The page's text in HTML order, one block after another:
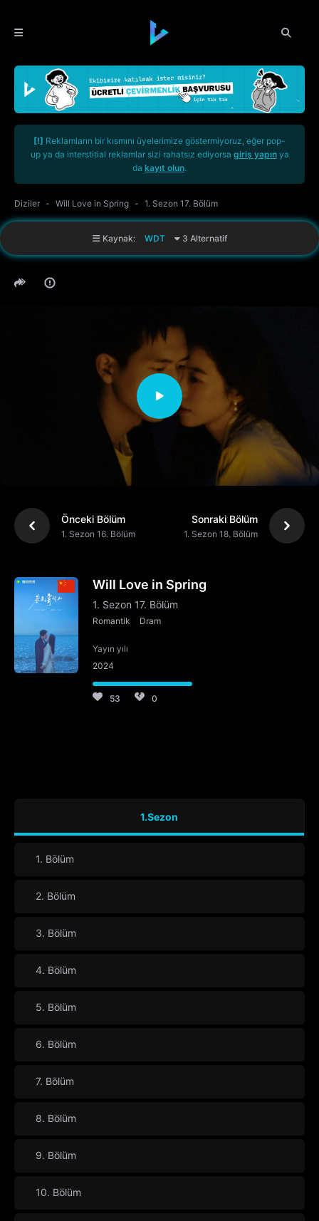
[!] Reklamların bir kısmını üyelerimize göstermiyoruz, eğer pop-
up ya da interstitial reklamlar sizi rahatsız ediyorsa giriş yapınya
da kayıt olun.
Diziler Will Love in Spring 1. Sezon 17. Bölüm
Kaynak: WDT 3 Alternatif
Önceki Bölüm
1. Sezon 16. Bölüm
Sonraki Bölüm
1. Sezon 18. Bölüm
Will Love in Spring
1. Sezon 17. Bölüm
Romantik Dram
Yayın yılı
2024
53 0
1.Sezon
1. Bölüm
2. Bölüm
3. Bölüm
4. Bölüm
5. Bölüm
6. Bölüm
7. Bölüm
8. Bölüm
9. Bölüm
10. Bölüm